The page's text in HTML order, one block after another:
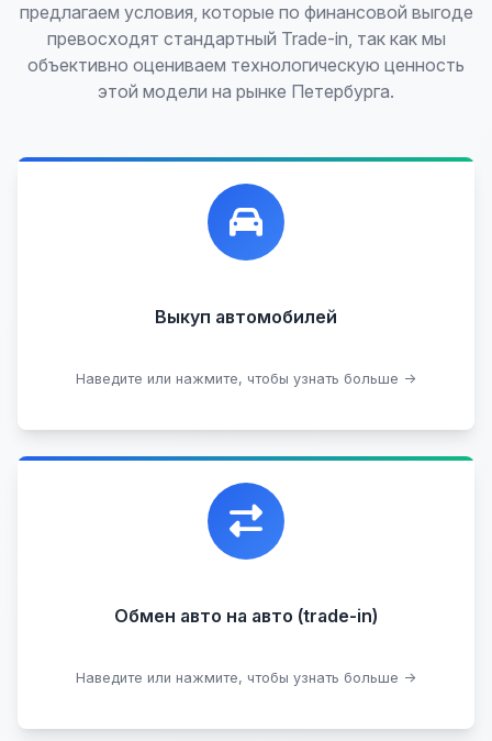
предлагаем условия, которые по финансовой выгоде
превосходят стандартный Trade-in, так как мы
объективно оцениваем технологическую ценность
этой модели на рынке Петербурга.
Выкуп автомобилей
Наведите или нажмите, чтобы узнать больше →
Лучшие предложения по выкупу автомобилей,
любых:
Проблемные
Кредитные
В залоге
Узнать стоимость
Обмен авто на авто (trade-in)
Наведите или нажмите, чтобы узнать больше →
Уникальная возможность обменять ваш
автомобиль с доплатой, подобрав вам
подходящий вариант.
Подобрать авто